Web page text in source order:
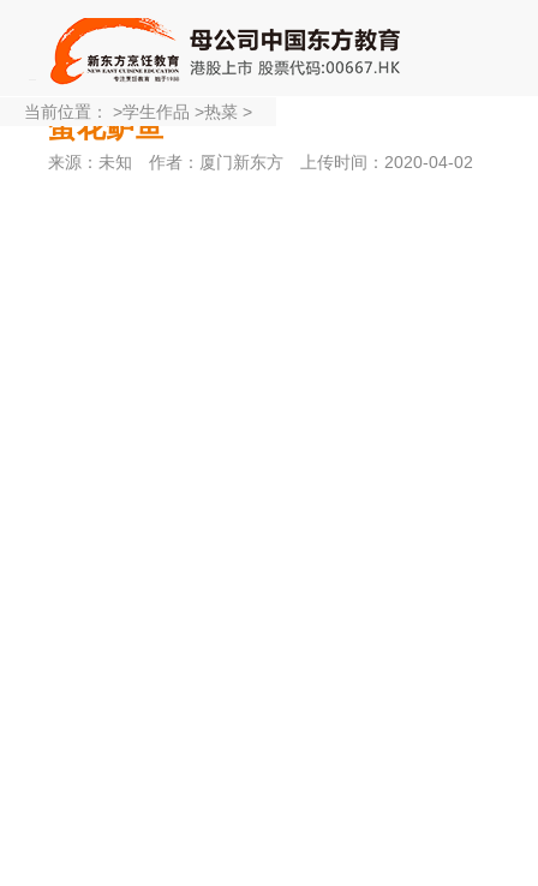
蛋花鲈鱼
来源：未知 作者：厦门新东方 上传时间：2020-04-02
当前位置： >学生作品 >热菜 >